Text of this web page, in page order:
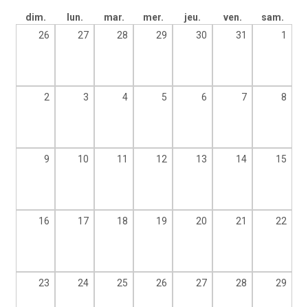
dim. lun. mar. mer. jeu. ven.
sam.
26
27 28 29 30 31 1
2 3 4 5 6 7 8
9 10 11 12 13 14 15
16 17 18 19 20 21 22
23 24 25 26 27 28 29